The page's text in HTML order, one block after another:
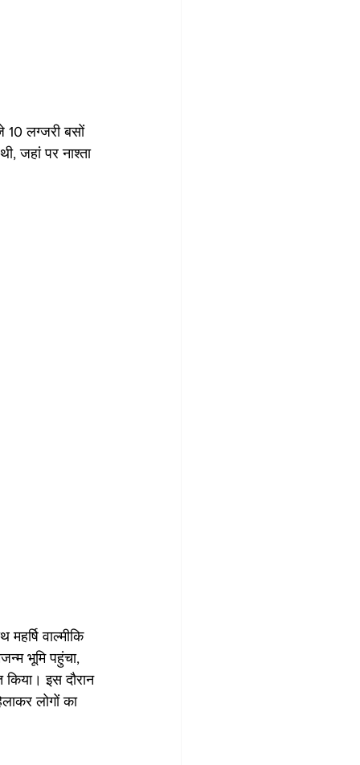
10 लग्जरी बसों
जहां पर नाश्ता
वाल्मीकि
भूमि पहुंचा,
किया। इस दौरान
लोगों का